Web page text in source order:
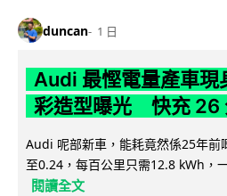
duncan 1 日
Audi 最慳電量產車
彩造型曝光 快充 26
Audi 呢部新車，能耗竟然係25年
至0.24，每百公里只需12.8 kWh，
閱讀全文